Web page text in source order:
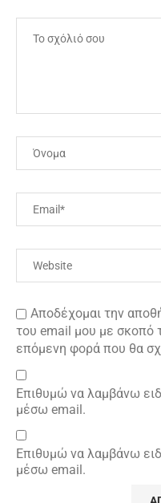
Αποδέχομαι την
του email μου με σκοπό
επόμενη φορά που θα
Επιθυμώ να λαμβάνω
μέσω email.
Επιθυμώ να λαμβάνω
μέσω email.